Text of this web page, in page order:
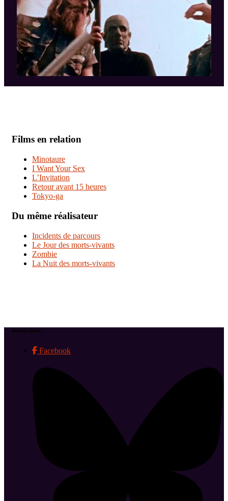
Films en relation
Minotaure
I Want Your Sex
L’Invitation
Retour avant 15 heures
Tokyo-ga
Du même réalisateur
Incidents de parcours
Le Jour des morts-vivants
Zombie
La Nuit des morts-vivants
Suivez-nous !
Facebook